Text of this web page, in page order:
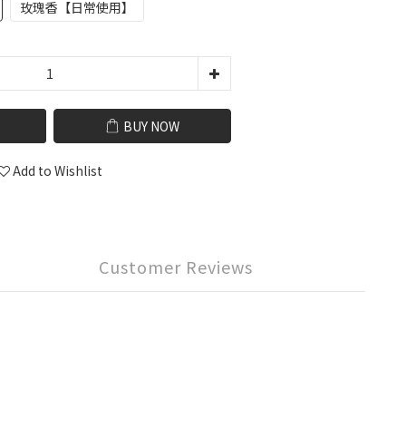
玫瑰香【日常使用】
BUY NOW
Add to Wishlist
Customer Reviews